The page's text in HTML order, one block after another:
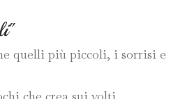
quelli più piccoli, i sorrisi e